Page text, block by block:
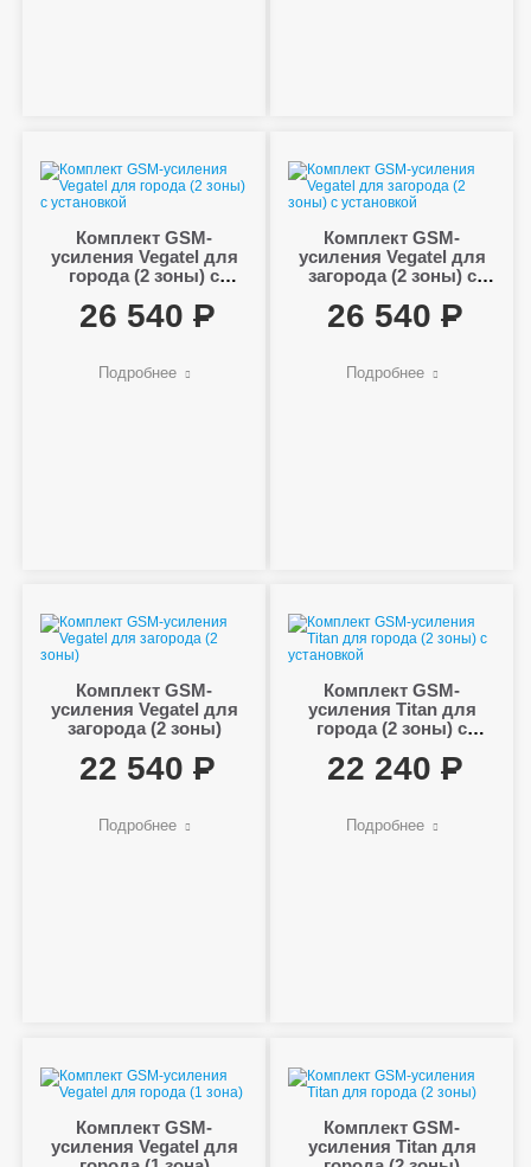
Комплект GSM-
усиления Vegatel для
города (2 зоны) с
26 540
Подробнее
Комплект GSM-
усиления Vegatel для
загорода (2 зоны) с
26 540
Подробнее
Комплект GSM-
усиления Vegatel для
загорода (2 зоны)
22 540
Подробнее
Комплект GSM-
усиления Titan для
города (2 зоны) с
22 240
Подробнее
Комплект GSM-
усиления Vegatel для
Комплект GSM-
усиления Titan для